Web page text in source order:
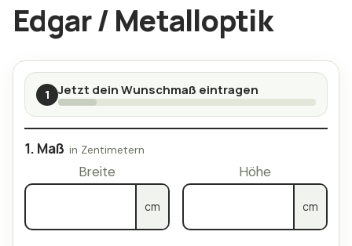
Edgar / Metalloptik
1 Jetzt dein Wunschmaß eintragen
Maß
Breite
cm
Höhe
cm